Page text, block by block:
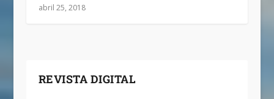
abril 25, 2018
REVISTA DIGITAL